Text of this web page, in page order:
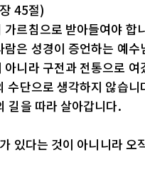
45절)
르침으로 받아들여야
은 성경이 증언하는 예
니라 구전과 전통으로
수단으로 생각하지 않습
길을 따라 살아갑니다.
있다는 것이 아니니라